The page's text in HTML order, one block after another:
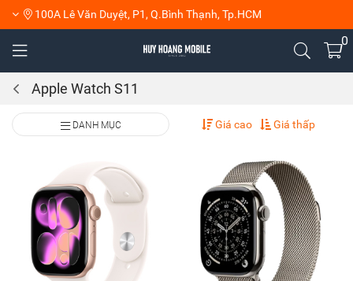
100A Lê Văn Duyệt, P1, Q.Bình Thạnh, Tp.HCM
0
Apple Watch S11
DANH MỤC Giá cao Giá thấp